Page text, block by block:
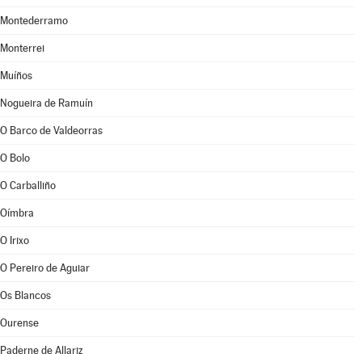
Montederramo
Monterrei
Muíños
Nogueira de Ramuín
O Barco de Valdeorras
O Bolo
O Carballiño
Oímbra
O Irixo
O Pereiro de Aguiar
Os Blancos
Ourense
Paderne de Allariz